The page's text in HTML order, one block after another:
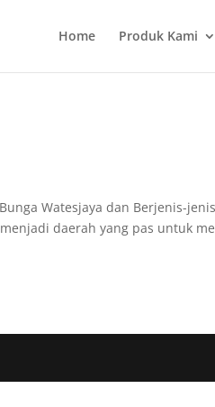
Home Produk Kami
Watesjaya dan Berjenis-
daerah yang pas untuk